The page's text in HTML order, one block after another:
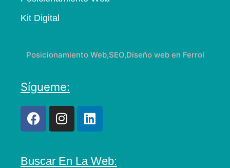
Kit Digital
Posicionamiento Web,SEO,Diseño web en Ferrol
Sígueme:
Buscar En La Web: